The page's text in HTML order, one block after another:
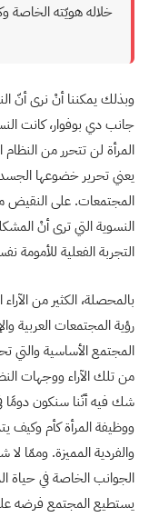
خلاله هويّته الخاصة
وبذلك يمكننا أنْ نرى أنّ
جانب دي بوفوار، كانت
المرأة لن تتحرر من
يعني تحرير خضوعها
المجتمعات. على النقيض
النسوية التي ترى أنْ
التجربة الفعلية للأمومة
بالمحصلة، الكثير من
رؤية المجتمعات العربية
المجتمع الأساسية والتي
من تلك الآراء ووجهات
شك فيه أنّنا سنكون دومًا
ووظيفة المرأة كأم
والفردية المميزة. وممّا
الجوانب الخاصة في حياة
يستطيع المجتمع فرضه